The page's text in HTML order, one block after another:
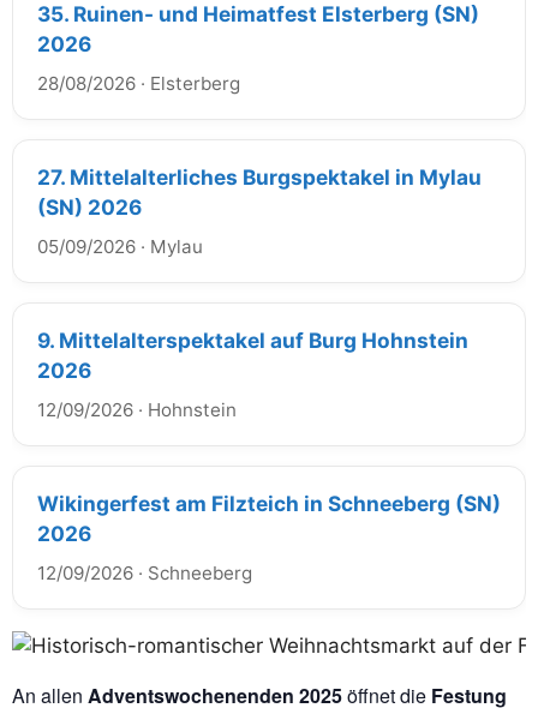
35. Ruinen- und Heimatfest Elsterberg (SN)
2026
28/08/2026 · Elsterberg
27. Mittelalterliches Burgspektakel in Mylau
(SN) 2026
05/09/2026 · Mylau
9. Mittelalterspektakel auf Burg Hohnstein
2026
12/09/2026 · Hohnstein
Wikingerfest am Filzteich in Schneeberg (SN)
2026
12/09/2026 · Schneeberg
An allen Adventswochenenden 2025öffnet die Festung